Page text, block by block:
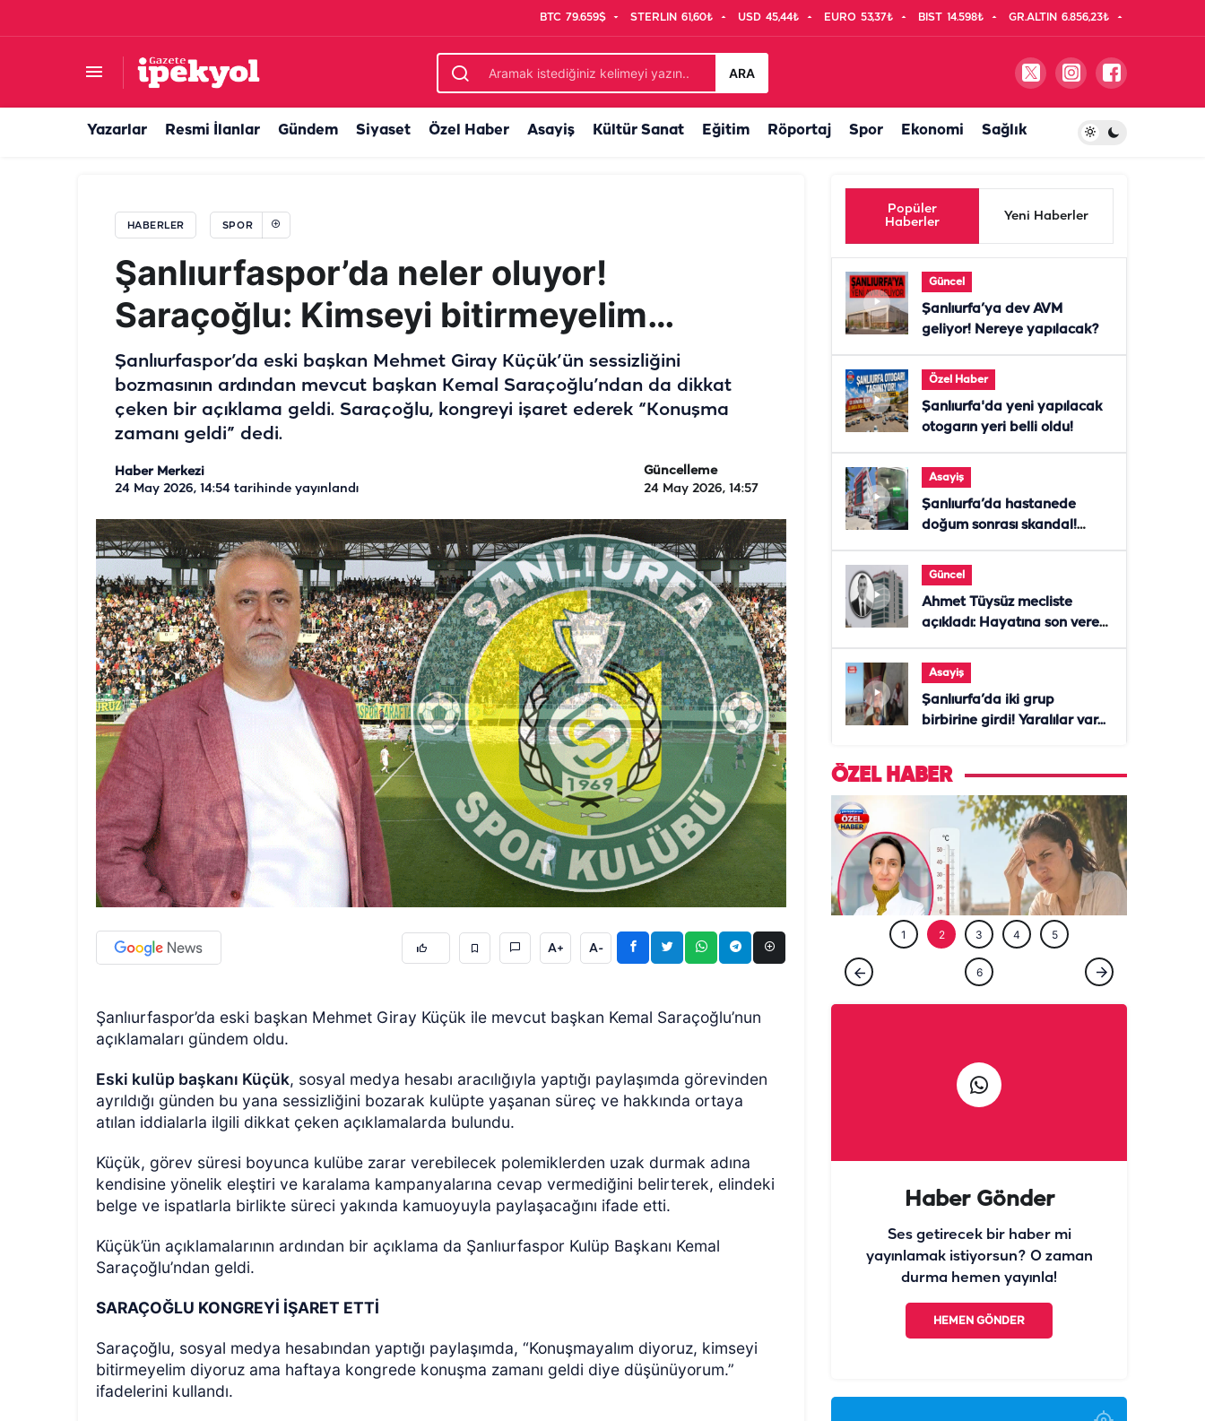
BTC 79.659$ STERLIN 61,60₺ USD 45,44₺ EURO 53,37₺ BIST 14.598₺ GR.ALTIN 6.856,23₺
ARA
Yazarlar Resmi İlanlar Gündem Siyaset Özel Haber Asayiş Kültür Sanat Eğitim Röportaj Spor Ekonomi Sağlık
HABERLER SPOR
Şanlıurfaspor’da neler oluyor!
Saraçoğlu: Kimseyi bitirmeyelim…
Şanlıurfaspor’da eski başkan Mehmet Giray Küçük’ün sessizliğini
bozmasının ardından mevcut başkan Kemal Saraçoğlu’ndan da dikkat
çeken bir açıklama geldi. Saraçoğlu, kongreyi işaret ederek “Konuşma
zamanı geldi” dedi.
Haber Merkezi
24 May 2026, 14:54 tarihinde yayınlandı
Güncelleme
24 May 2026, 14:57
A+ A-
Şanlıurfaspor’da eski başkan Mehmet Giray Küçük ile mevcut başkan Kemal Saraçoğlu’nun
açıklamaları gündem oldu.
Eski kulüp başkanı Küçük, sosyal medya hesabı aracılığıyla yaptığı paylaşımda görevinden
ayrıldığı günden bu yana sessizliğini bozarak kulüpte yaşanan süreç ve hakkında ortaya
atılan iddialarla ilgili dikkat çeken açıklamalarda bulundu.
Küçük, görev süresi boyunca kulübe zarar verebilecek polemiklerden uzak durmak adına
kendisine yönelik eleştiri ve karalama kampanyalarına cevap vermediğini belirterek, elindeki
belge ve ispatlarla birlikte süreci yakında kamuoyuyla paylaşacağını ifade etti.
Küçük’ün açıklamalarının ardından bir açıklama da Şanlıurfaspor Kulüp Başkanı Kemal
Saraçoğlu’ndan geldi.
SARAÇOĞLU KONGREYİ İŞARET ETTİ
Saraçoğlu, sosyal medya hesabından yaptığı paylaşımda, “Konuşmayalım diyoruz, kimseyi
bitirmeyelim diyoruz ama haftaya kongrede konuşma zamanı geldi diye düşünüyorum.”
ifadelerini kullandı.
Popüler
Haberler
Yeni Haberler
Güncel
Şanlıurfa’ya dev AVM
geliyor! Nereye yapılacak?
Özel Haber
Şanlıurfa'da yeni yapılacak
otogarın yeri belli oldu!
Asayiş
Şanlıurfa’da hastanede
doğum sonrası skandal!
Güncel
Ahmet Tüysüz mecliste
açıkladı: Hayatına son veren
ölmezdim" notunu bıraktı
Asayiş
Şanlıurfa’da iki grup
birbirine girdi! Yaralılar var...
ÖZEL HABER
ÖZEL HABER
Şanlıurfa'da neden herkes bu kadar
1 2 3 4 5
6
Haber Gönder
Ses getirecek bir haber mi
yayınlamak istiyorsun? O zaman
durma hemen yayınla!
HEMEN GÖNDER